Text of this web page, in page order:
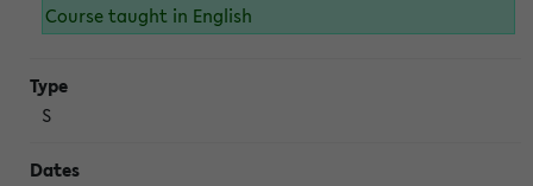
Course taught in English
S